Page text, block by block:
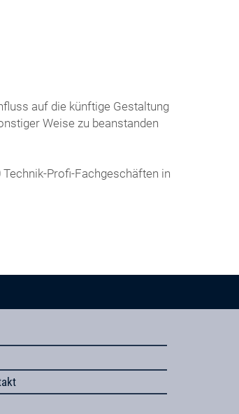
auf die künftige Gestaltung
Weise zu beanstanden
Profi-Fachgeschäften in